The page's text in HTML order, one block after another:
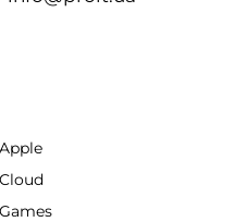
Apple
Cloud
Games